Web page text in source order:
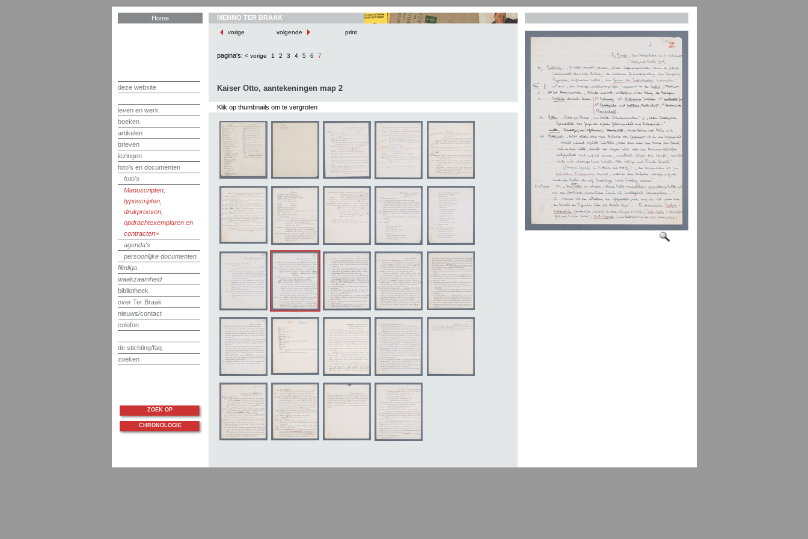
Home
deze website
leven en werk
boeken
artikelen
brieven
lezingen
foto's en documenten
foto's
Manuscripten,
typoscripten,
drukproeven,
opdrachtexemplaren en
contracten
agenda's
persoonlijke documenten
filmliga
waakzaamheid
bibliotheek
over Ter Braak
nieuws/contact
colofon
de stichting/faq
zoeken
MENNO TER BRAAK
vorige volgende print
pagina's: < vorige 1 2 3 4 5 6 7
Kaiser Otto, aantekeningen map 2
Klik op thumbnails om te vergroten
ZOEK OP
CHRONOLOGIE